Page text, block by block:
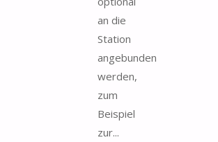
an die
Station
angebunden
werden,
zum
Beispiel
zur...